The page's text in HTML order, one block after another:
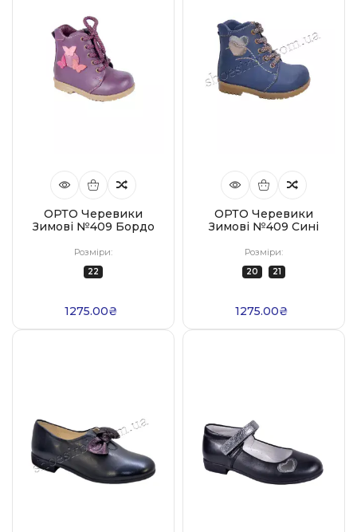
ОРТО Черевики
Зимові №409 Бордо
Розміри:
22
1275.00₴
ОРТО Черевики
Зимові №409 Сині
Розміри:
20 21
1275.00₴